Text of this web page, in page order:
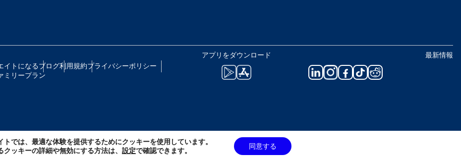
イトになるブログ利用規約プライバシーポリシー
ミリープラン
アプリをダウンロード 最新情報
Polski Português
简体中文 繁體中文
CAD - カナダドル
CHF - スイス・フラン NZD - ニュージーランド・ドル
トでは、最適な体験を提供するためにクッキーを使用しています。
クッキーの詳細や無効にする方法は、 設定で確認できます。
同意する